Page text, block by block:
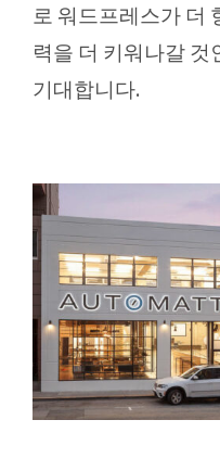
로 워드프레스가 더
력을 더 키워나갈
기대합니다.